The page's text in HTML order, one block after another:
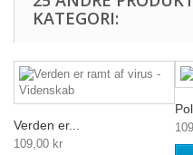
KATEGORI:
Verden er...
109,00 kr